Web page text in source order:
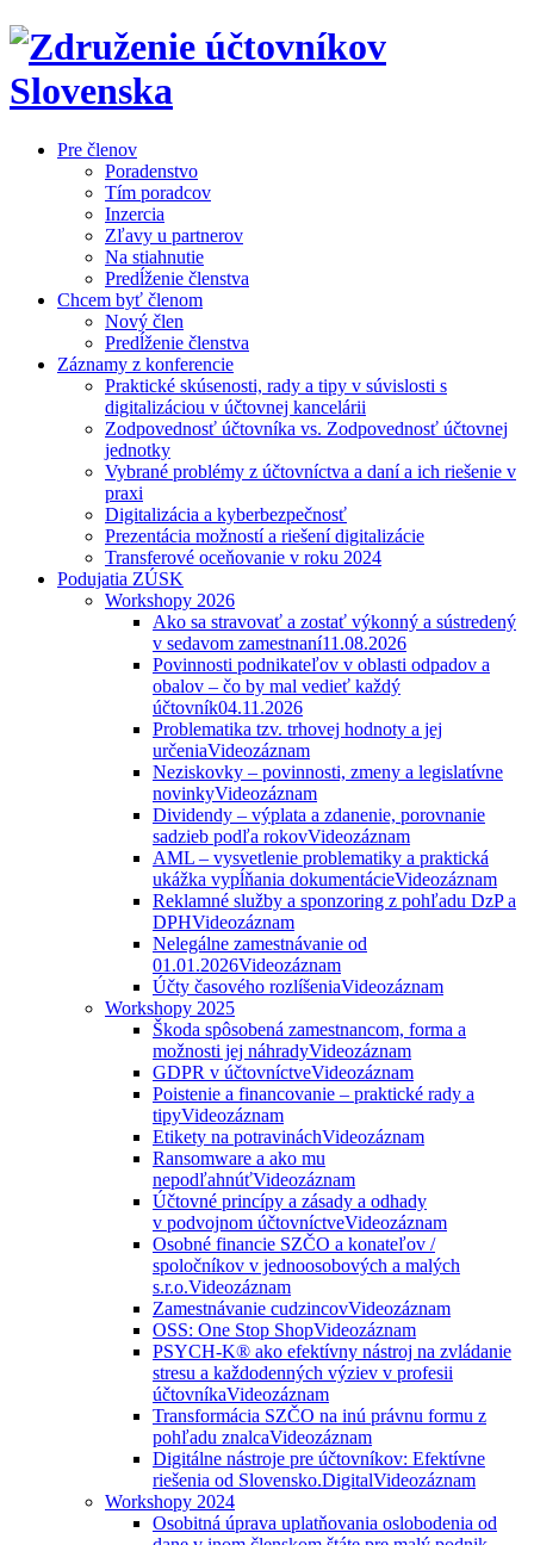
Pre členov
Poradenstvo
Tím poradcov
Inzercia
Zľavy u partnerov
Na stiahnutie
Predĺženie členstva
Chcem byť členom
Nový člen
Predĺženie členstva
Záznamy z konferencie
Praktické skúsenosti, rady a tipy v súvislosti s
digitalizáciou v účtovnej kancelárii
Zodpovednosť účtovníka vs. Zodpovednosť účtovnej
jednotky
Vybrané problémy z účtovníctva a daní a ich riešenie v
praxi
Digitalizácia a kyberbezpečnosť
Prezentácia možností a riešení digitalizácie
Transferové oceňovanie v roku 2024
Podujatia ZÚSK
Workshopy 2026
Ako sa stravovať a zostať výkonný a sústredený
v sedavom zamestnaní11.08.2026
Povinnosti podnikateľov v oblasti odpadov a
obalov – čo by mal vedieť každý
účtovník04.11.2026
Problematika tzv. trhovej hodnoty a jej
určeniaVideozáznam
Neziskovky – povinnosti, zmeny a legislatívne
novinkyVideozáznam
Dividendy – výplata a zdanenie, porovnanie
sadzieb podľa rokovVideozáznam
AML – vysvetlenie problematiky a praktická
ukážka vypĺňania dokumentácieVideozáznam
Reklamné služby a sponzoring z pohľadu DzP a
DPHVideozáznam
Nelegálne zamestnávanie od
01.01.2026Videozáznam
Účty časového rozlíšeniaVideozáznam
Workshopy 2025
Škoda spôsobená zamestnancom, forma a
možnosti jej náhradyVideozáznam
GDPR v účtovníctveVideozáznam
Poistenie a financovanie – praktické rady a
tipyVideozáznam
Etikety na potravináchVideozáznam
Ransomware a ako mu
nepodľahnúťVideozáznam
Účtovné princípy a zásady a odhady
v podvojnom účtovníctveVideozáznam
Osobné financie SZČO a konateľov /
spoločníkov v jednoosobových a malých
s.r.o.Videozáznam
Zamestnávanie cudzincovVideozáznam
OSS: One Stop ShopVideozáznam
PSYCH-K® ako efektívny nástroj na zvládanie
stresu a každodenných výziev v profesii
účtovníkaVideozáznam
Transformácia SZČO na inú právnu formu z
pohľadu znalcaVideozáznam
Digitálne nástroje pre účtovníkov: Efektívne
riešenia od Slovensko.DigitalVideozáznam
Workshopy 2024
Osobitná úprava uplatňovania oslobodenia od